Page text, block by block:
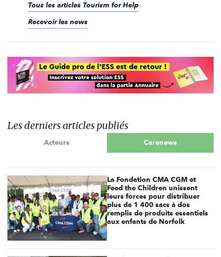
Tous les articles Tourism for Help
Recevoir les news
Les derniers articles publiés
Acteurs Carenews
La Fondation CMA CGM et
Feed the Children unissent
leurs forces pour distribuer
plus de 1 400 sacs à dos
remplis de produits essentiels
aux enfants de Norfolk